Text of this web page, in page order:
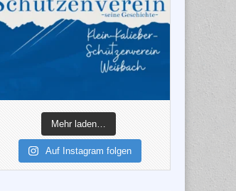
Mehr laden…
Auf Instagram folgen